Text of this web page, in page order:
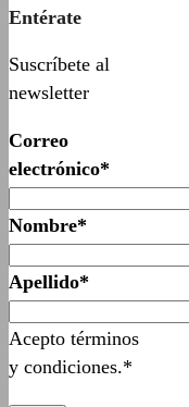
Entérate
Suscríbete al
newsletter
Correo
electrónico*
Nombre*
Apellido*
Acepto términos
y condiciones.*